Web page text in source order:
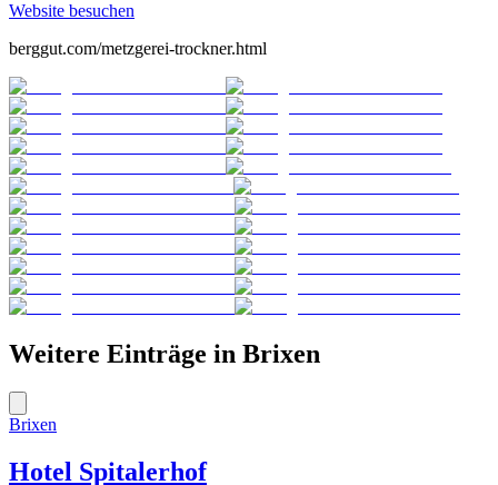
Website besuchen
berggut.com/metzgerei-trockner.html
Weitere Einträge in Brixen
Brixen
Hotel Spitalerhof